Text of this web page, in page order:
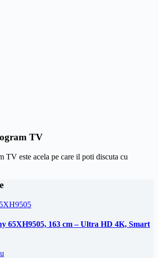
TV
TV este acela pe care il poti discuta cu
65XH9505, 163 cm – Ultra HD 4K, Smart